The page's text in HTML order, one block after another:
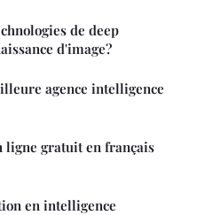
de deep
d'image?
agence intelligence
ligne gratuit en français
en intelligence